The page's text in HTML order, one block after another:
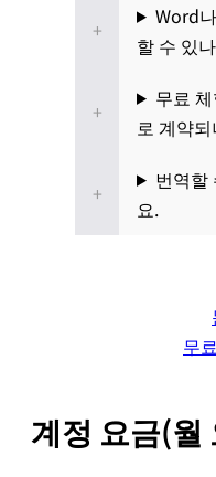
Word
할 수 있
무료
로 계약
번역할
요.
무
계정 요금(월